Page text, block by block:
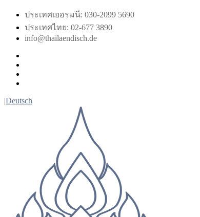
Skip
content
ประเทศเยอรมนี: 030-2099 5690
ประเทศไทย: 02-677 3890
info@thailaendisch.de
|Deutsch